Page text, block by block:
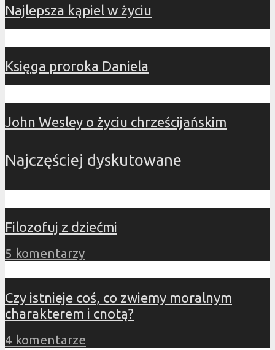
Najlepsza kąpiel w życiu
Księga proroka Daniela
John Wesley o życiu chrześcijańskim
Najczęściej dyskutowane
Filozofuj z dziećmi
5 komentarzy
Czy istnieje coś, co zwiemy moralnym
charakterem i cnotą?
4 komentarze